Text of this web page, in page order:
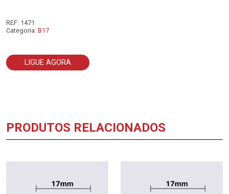
REF: 1471
Categoria: B17
LIGUE AGORA
PRODUTOS RELACIONADOS